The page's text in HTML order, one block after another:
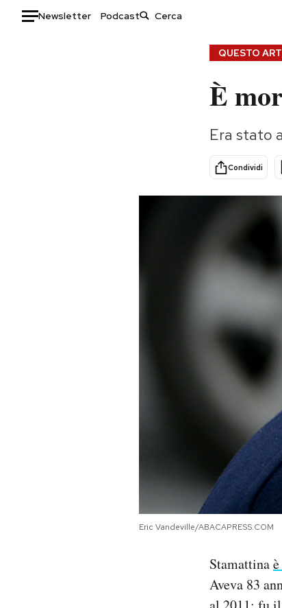
Newsletter Podcast
Consumismi
Storie/Idee
Ok Boomer!
Mondiali calcio 2026
QUESTO
È
Era stato
Condividi
Eric Vandeville/ABACAPRESS.COM
Stamattina
Aveva 83